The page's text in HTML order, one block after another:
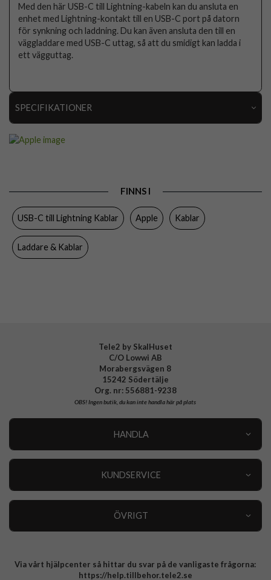
Med den här USB-C till Lightning-kabeln kan du ansluta en
enhet med Lightning-kontakt till en USB-C port på datorn
för synkning och laddning. Du kan även ansluta den till en
väggladdare med USB-C uttag, så att du smidigt kan ladda i
ett vägguttag.
SPECIFIKATIONER
Tillverkarens art nr MW2R3ZM/A
FINNS I
USB-C till Lightning Kablar Apple Kablar
Laddare & Kablar
Tele2 by SkalHuset
C/O Lowwi AB
Morabergsvägen 8
15242 Södertälje
Org. nr: 556881-9238
OBS!Ingen butik, du kan inte handla här på plats
HANDLA
KUNDSERVICE
ÖVRIGT
Integritetspolicy
Via vårt hjälpcenter så hittar du svar på de vanligaste frågorna:
https://help.tillbehor.tele2.se